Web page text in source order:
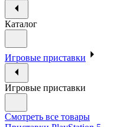
Каталог
Игровые приставки
Игровые приставки
Смотреть все товары